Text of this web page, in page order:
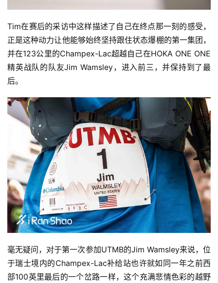
Tim在赛后的采访中这样描述了自己在终点那一刻的感受，
正是这种动力让他能够始终坚持跟住状态爆棚的第一集团，
并在123公里的Champex-Lac超越自己在HOKA ONE ONE
精英战队的队友Jim Wamsley，进入前三，并保持到了最
后。
毫无疑问，对于第一次参加UTMB的Jim Wamsley来说，位
于瑞士境内的Champex-Lac补给站也许就如同一年之前西
部100英里最后的一个岔路一样，这个充满悲情色彩的越野